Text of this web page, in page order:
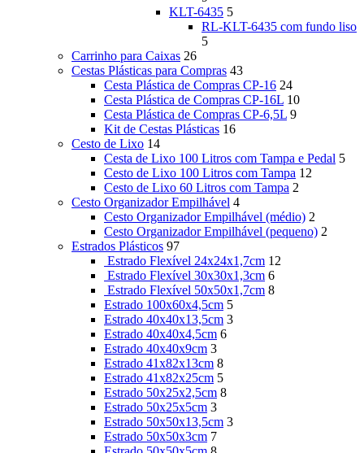
KLT-6435 5
RL-KLT-6435 com fundo liso
5
Carrinho para Caixas 26
Cestas Plásticas para Compras 43
Cesta Plástica de Compras CP-16 24
Cesta Plástica de Compras CP-16L 10
Cesta Plástica de Compras CP-6,5L 9
Kit de Cestas Plásticas 16
Cesto de Lixo 14
Cesta de Lixo 100 Litros com Tampa e Pedal 5
Cesto de Lixo 100 Litros com Tampa 12
Cesto de Lixo 60 Litros com Tampa 2
Cesto Organizador Empilhável 4
Cesto Organizador Empilhável (médio) 2
Cesto Organizador Empilhável (pequeno) 2
Estrados Plásticos 97
Estrado Flexível 24x24x1,7cm 12
Estrado Flexível 30x30x1,3cm 6
Estrado Flexível 50x50x1,7cm 8
Estrado 100x60x4,5cm 5
Estrado 40x40x13,5cm 3
Estrado 40x40x4,5cm 6
Estrado 40x40x9cm 3
Estrado 41x82x13cm 8
Estrado 41x82x25cm 5
Estrado 50x25x2,5cm 8
Estrado 50x25x5cm 3
Estrado 50x50x13,5cm 3
Estrado 50x50x3cm 7